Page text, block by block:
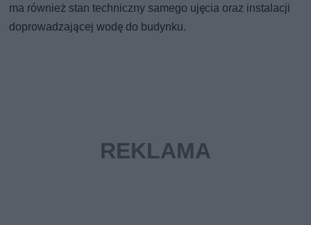
ma również stan techniczny samego ujęcia oraz instalacji
doprowadzającej wodę do budynku.